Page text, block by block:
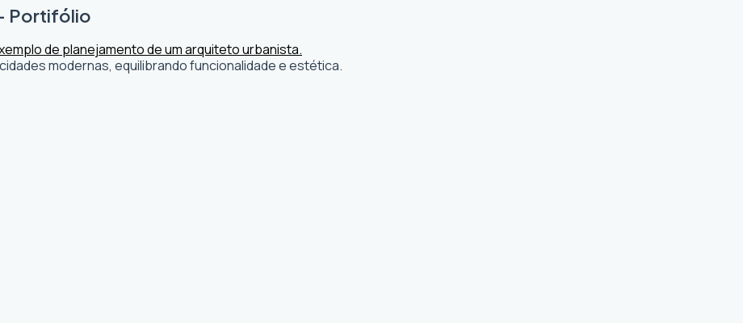
Portifólio
modernas, equilibrando funcionalidade e estética.